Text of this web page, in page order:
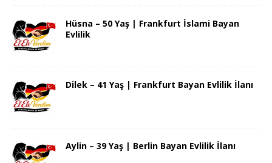
Hüsna – 50 Yaş | Frankfurt İslami Bayan
Evlilik
Dilek – 41 Yaş | Frankfurt Bayan Evlilik İlanı
Aylin – 39 Yaş | Berlin Bayan Evlilik İlanı